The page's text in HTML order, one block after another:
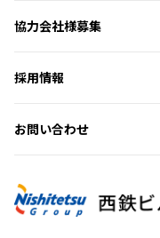
協力会社様募集
採用情報
お問い合わせ